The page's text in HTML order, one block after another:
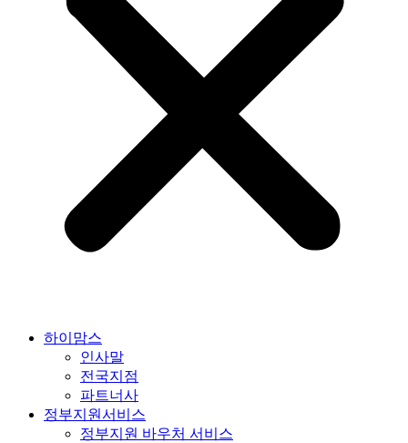
하이맘스
인사말
전국지점
파트너사
정부지원서비스
정부지원 바우처 서비스